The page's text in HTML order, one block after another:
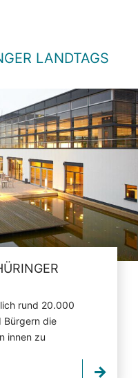
LANDTAGS
rund 20.000
Bürgern die
innen zu